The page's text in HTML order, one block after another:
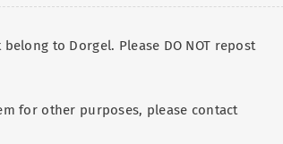
to Dorgel. Please DO NOT repost
for other purposes, please contact